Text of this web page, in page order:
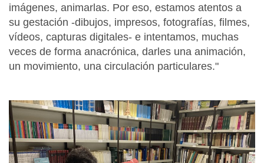
imágenes, animarlas. Por eso, estamos atentos a
su gestación -dibujos, impresos, fotografías, filmes,
vídeos, capturas digitales- e intentamos, muchas
veces de forma anacrónica, darles una animación,
un movimiento, una circulación particulares."